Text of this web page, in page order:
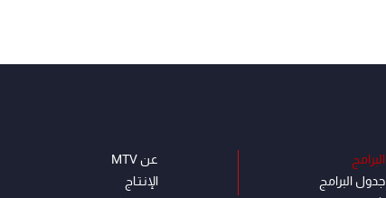
البرامج
جدول البرامج
عن MTV
الإنـتـاج